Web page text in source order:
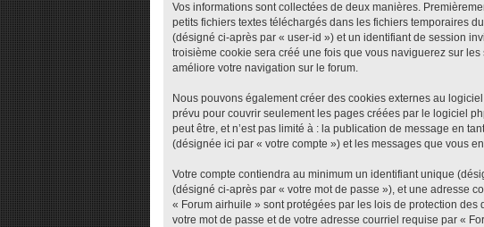
Vos informations sont collectées de deux manières.
petits fichiers textes téléchargés dans les fichiers temporaires
(désigné ci-après par « user-id ») et un identifiant de session
troisième cookie sera créé une fois que vous naviguerez sur
améliore votre navigation sur le forum.
Nous pouvons également créer des cookies externes au
prévu pour couvrir seulement les pages créées par le logiciel
peut être, et n’est pas limité à : la publication de message en
(désignée ici par « votre compte ») et les messages que vous
Votre compte contiendra au minimum un identifiant unique
(désigné ci-après par « votre mot de passe »), et une adresse
« Forum airhuile » sont protégées par les lois de protection
votre mot de passe et de votre adresse courriel requise par «